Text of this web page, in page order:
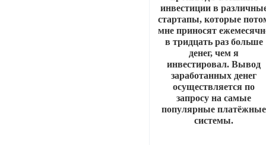
инвестиции в
стартапы, которые
мне приносят
в тридцать раз больше
денег, чем я
инвестировал. Вывод
заработанных денег
осуществляется по
запросу на самые
популярные платёжные
системы.